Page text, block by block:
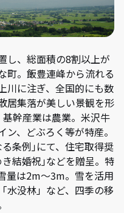
し、総面積の8割以上が
町。飯豊連峰から流れる
川に注ぎ、全国的にも数
居集落が美しい景観を形
幹産業は農業。米沢牛
、どぶろく等が特産。
条例｣にて、住宅取得奨
結婚祝｣などを贈呈。特
量は2m～3m。雪を活用
水没林」など、四季の移